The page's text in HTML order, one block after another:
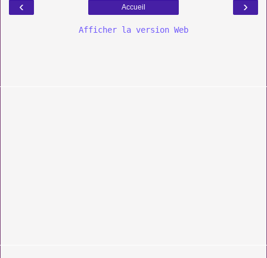
‹ ›
Accueil
Afficher la version Web